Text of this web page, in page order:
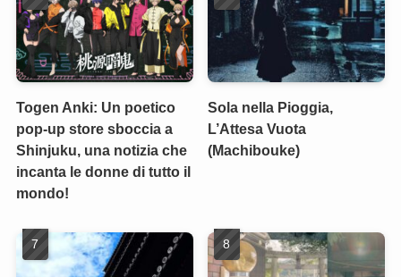
Togen Anki: Un poetico
pop-up store sboccia a
Shinjuku, una notizia che
incanta le donne di tutto il
mondo!
Sola nella Pioggia,
L’Attesa Vuota
(Machibouke)